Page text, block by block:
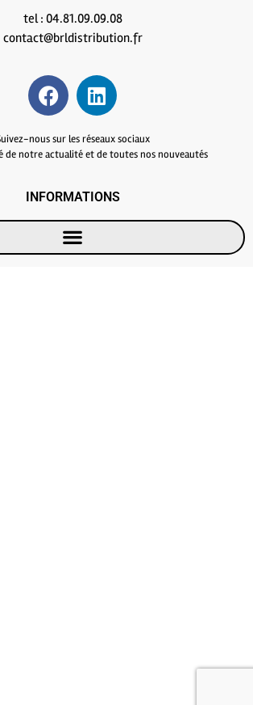
tel : 04.81.09.09.08
contact@brldistribution.fr
nous sur les réseaux sociaux
de notre actualité et de toutes nos nouveautés
INFORMATIONS